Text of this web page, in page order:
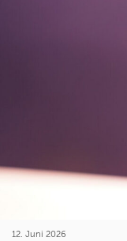
12. Juni 2026